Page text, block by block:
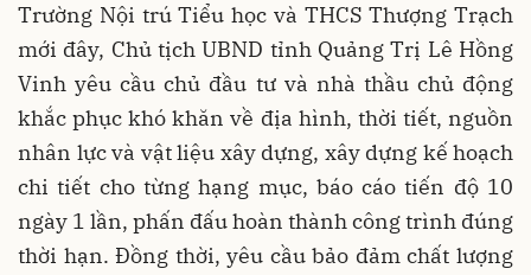
Trường Nội trú Tiểu học và THCS Thượng Trạch
mới đây, Chủ tịch UBND tỉnh Quảng Trị Lê Hồng
Vinh yêu cầu chủ đầu tư và nhà thầu chủ động
khắc phục khó khăn về địa hình, thời tiết, nguồn
nhân lực và vật liệu xây dựng, xây dựng kế hoạch
chi tiết cho từng hạng mục, báo cáo tiến độ 10
ngày 1 lần, phấn đấu hoàn thành công trình đúng
thời hạn. Đồng thời, yêu cầu bảo đảm chất lượng